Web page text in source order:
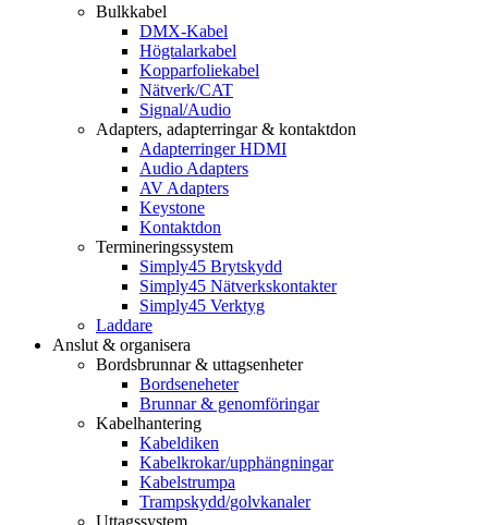
Bulkkabel
DMX-Kabel
Högtalarkabel
Kopparfoliekabel
Nätverk/CAT
Signal/Audio
Adapters, adapterringar & kontaktdon
Adapterringer HDMI
Audio Adapters
AV Adapters
Keystone
Kontaktdon
Termineringssystem
Simply45 Brytskydd
Simply45 Nätverkskontakter
Simply45 Verktyg
Laddare
Anslut & organisera
Bordsbrunnar & uttagsenheter
Bordseneheter
Brunnar & genomföringar
Kabelhantering
Kabeldiken
Kabelkrokar/upphängningar
Kabelstrumpa
Trampskydd/golvkanaler
Uttagssystem